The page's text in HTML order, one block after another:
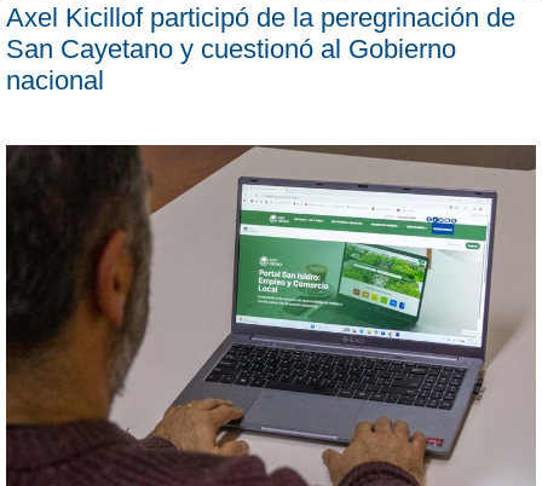
Axel Kicillof participó de la peregrinación de
San Cayetano y cuestionó al Gobierno
nacional